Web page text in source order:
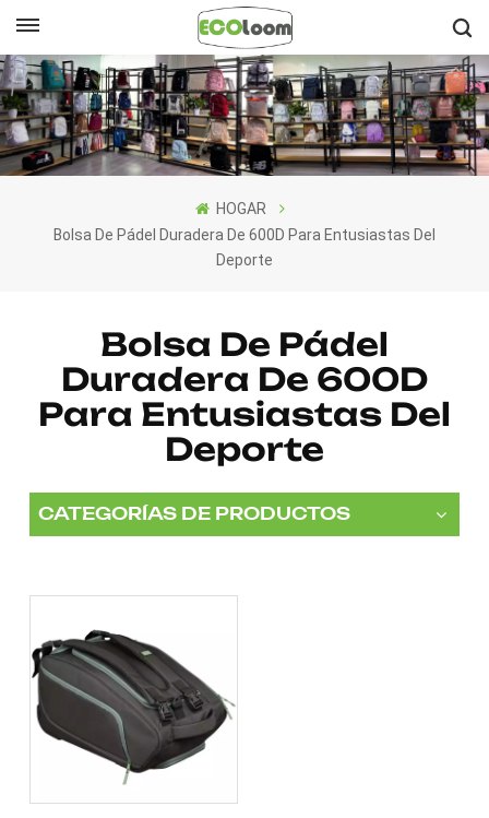
English
Français
Deutsch
HOGAR
Bolsa De Pádel Duradera De 600D Para Entusiastas Del
Deporte
Bolsa De Pádel
Duradera De 600D
Para Entusiastas Del
Deporte
CATEGORÍAS DE PRODUCTOS